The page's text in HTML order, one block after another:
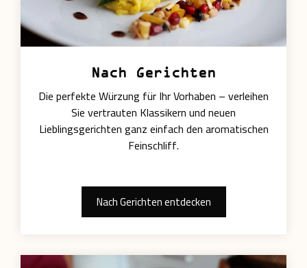
Nach Gerichten
Die perfekte Würzung für Ihr Vorhaben – verleihen
Sie vertrauten Klassikern und neuen
Lieblingsgerichten ganz einfach den aromatischen
Feinschliff.
Nach Gerichten entdecken